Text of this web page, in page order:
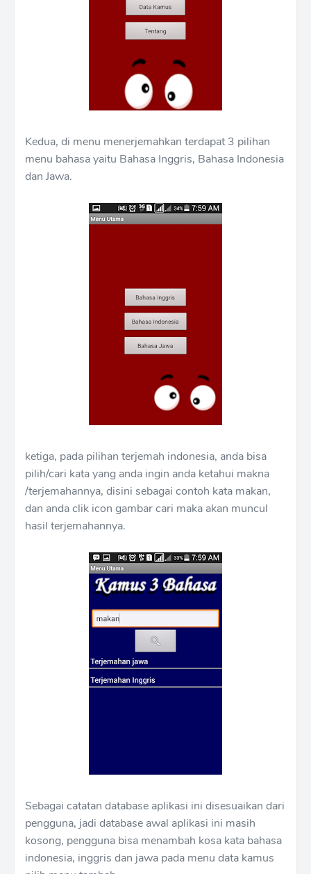
Kedua, di menu menerjemahkan terdapat 3 pilihan
menu bahasa yaitu Bahasa Inggris, Bahasa Indonesia
dan Jawa.
ketiga, pada pilihan terjemah indonesia, anda bisa
pilih/cari kata yang anda ingin anda ketahui makna
/terjemahannya, disini sebagai contoh kata makan,
dan anda clik icon gambar cari maka akan muncul
hasil terjemahannya.
Sebagai catatan database aplikasi ini disesuaikan dari
pengguna, jadi database awal aplikasi ini masih
kosong, pengguna bisa menambah kosa kata bahasa
indonesia, inggris dan jawa pada menu data kamus